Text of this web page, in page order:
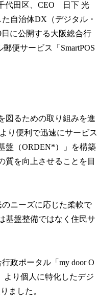
千代田区、CEO 日下 光
自治体DX（デジタル・
に公開する大阪総合行
便サービス「SmartPOS
図るための取り組みを進
り便利で迅速にサービス
盤（ORDEN*）」を構築
質を向上させることを目
ニーズに応じた柔軟で
基盤整備ではなく住民サ
政ポータル「my door O
より個人に特化したデジ
ました。